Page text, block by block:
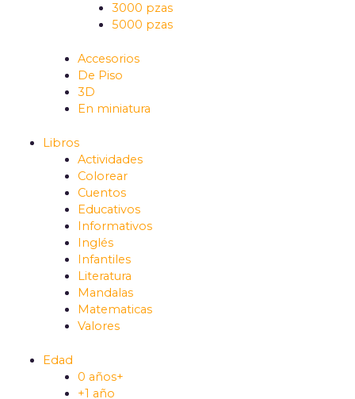
3000 pzas
5000 pzas
Accesorios
De Piso
3D
En miniatura
Libros
Actividades
Colorear
Cuentos
Educativos
Informativos
Inglés
Infantiles
Literatura
Mandalas
Matematicas
Valores
Edad
0 años+
+1 año